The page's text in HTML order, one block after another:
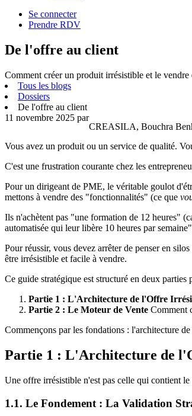
Se connecter
Prendre RDV
De l'offre au client
Comment créer un produit irrésistible et le vendre
Tous les blogs
Dossiers
De l'offre au client
11 novembre 2025 par
CREASILA, Bouchra
Vous avez un produit ou un service de qualité.
C'est une frustration courante chez les
Pour un dirigeant de PME, le véritable goulot
mettons à vendre des "fonctionnalités" (ce que
Ils n'achètent pas "une formation de 12 heures"
automatisée qui leur libère 10 heures par
Pour réussir, vous devez arrêter de penser en
être irrésistible et facile à vendre.
Ce guide stratégique est structuré en deux parties
Partie 1 : L'Architecture de l'Offre
Partie 2 : Le Moteur de Vente Comment
Commençons par les fondations : l'architecture
Partie 1 : L'Architecture de
Une offre irrésistible n'est pas celle qui contient
1.1. Le Fondement : La Validation